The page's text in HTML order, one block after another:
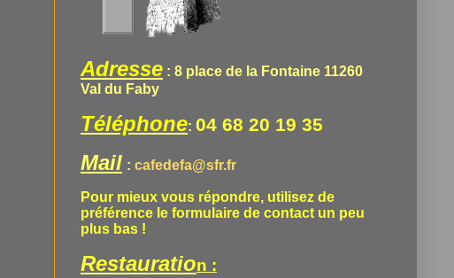
Adresse : 8 place de la Fontaine 11260
Val du Faby
Téléphone: 04 68 20 19 35
Mail : cafedefa@sfr.fr
Pour mieux vous répondre, utilisez de
préférence le formulaire de contact un peu
plus bas !
Restauration :